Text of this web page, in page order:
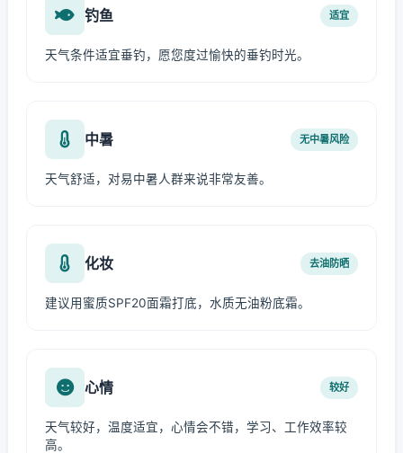
钓鱼 适宜
天气条件适宜垂钓，愿您度过愉快的垂钓时光。
中暑 无中暑风险
天气舒适，对易中暑人群来说非常友善。
化妆 去油防晒
建议用蜜质SPF20面霜打底，水质无油粉底霜。
心情 较好
天气较好，温度适宜，心情会不错，学习、工作效率较
高。